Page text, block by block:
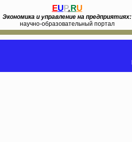
EUP.RU
Экономика и управление на предприятиях:
научно-образовательный портал